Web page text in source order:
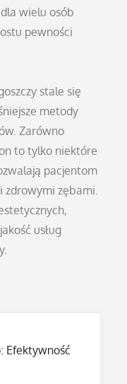
wielu osób
pewności
stale się
metody
Zarówno
to tylko niektóre
pacjentom
zdrowymi zębami.
usług
Efektywność